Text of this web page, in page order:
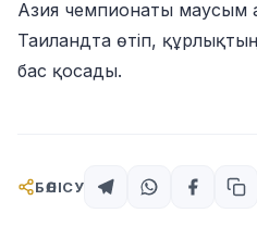
Азия чемпионаты маусым
Таиландта өтіп,
бас қосады.
БӨЛІСУ